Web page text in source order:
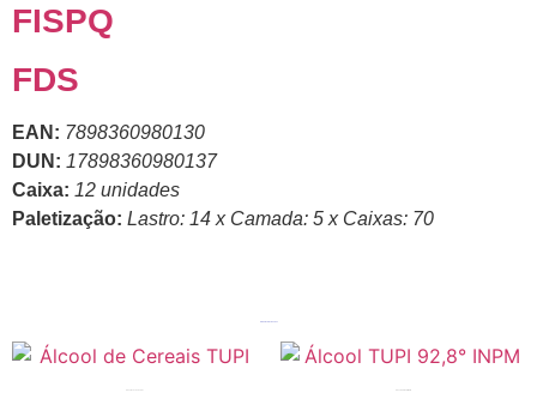
FISPQ
FDS
EAN: 7898360980130
DUN: 17898360980137
Caixa: 12 unidades
Paletização: Lastro: 14 x Camada: 5 x Caixas: 70